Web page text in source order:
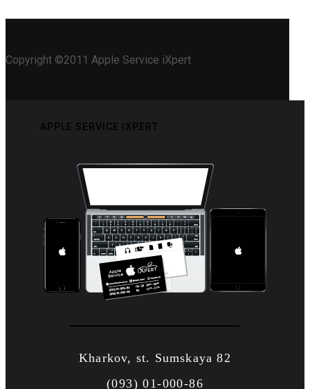
Copyright ©2011 Apple Service iXpert
APPLE SERVICE IXPERT
Kharkov, st. Sumskaya 82
(093) 01-000-86